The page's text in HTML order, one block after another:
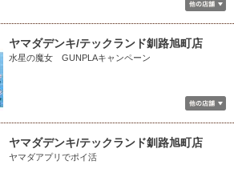
ヤマダデンキ/テックランド釧路旭町店
水星の魔女 GUNPLAキャンペーン
ヤマダデンキ/テックランド釧路旭町店
ヤマダアプリでポイ活